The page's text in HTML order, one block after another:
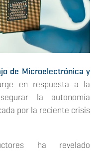
de Microelectrónica y
en respuesta a la
la autonomía
por la reciente crisis
ha revelado